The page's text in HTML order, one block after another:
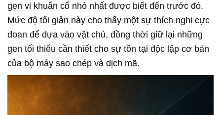
gen vi khuẩn cổ nhỏ nhất được biết đến trước đó.
Mức độ tối giản này cho thấy một sự thích nghi cực
đoan để dựa vào vật chủ, đồng thời giữ lại những
gen tối thiểu cần thiết cho sự tồn tại độc lập cơ bản
của bộ máy sao chép và dịch mã.